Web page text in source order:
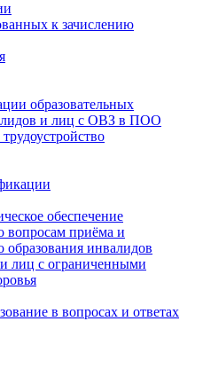
к зачислению
образовательных
и лиц с ОВЗ в ПОО
обеспечение
вопросам приёма и
образования инвалидов
и лиц с ограниченными
в вопросах и ответах